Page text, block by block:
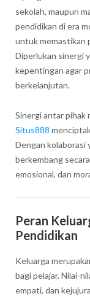
sekolah, maupun
pendidikan di era
untuk memastikan
Diperlukan sinergi
kepentingan agar
berkelanjutan.
Sinergi antar pihak
Situs888
Dengan kolaborasi
berkembang
emosional, dan
Peran
Pendidikan
Keluarga
bagi pelajar. Nilai-
empati, dan